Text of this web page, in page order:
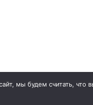
мы будем считать, что